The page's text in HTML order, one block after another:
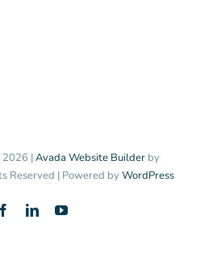
2026 |Avada Website Builderby
Reserved | Powered byWordPress
FacebookLinkedInYouTube